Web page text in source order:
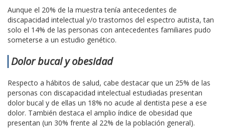
Aunque el 20% de la muestra tenía antecedentes de
discapacidad intelectual y/o trastornos del espectro autista, tan
solo el 14% de las personas con antecedentes familiares pudo
someterse a un estudio genético.
Dolor bucal y obesidad
Respecto a hábitos de salud, cabe destacar que un 25% de las
personas con discapacidad intelectual estudiadas presentan
dolor bucal y de ellas un 18% no acude al dentista pese a ese
dolor. También destaca el amplio índice de obesidad que
presentan (un 30% frente al 22% de la población general).